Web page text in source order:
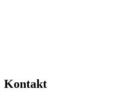
Kontakt